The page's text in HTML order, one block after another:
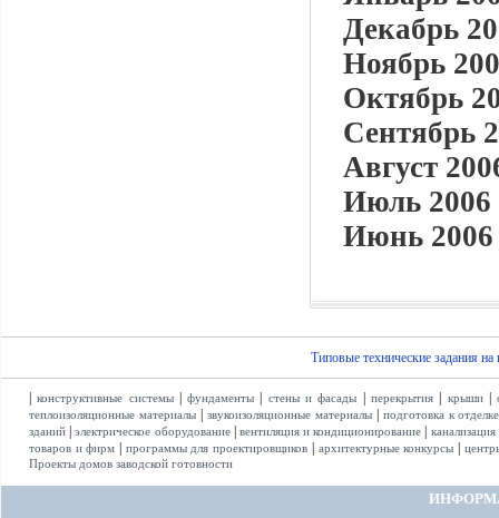
Декабрь
Ноябрь
Октябрь
Сентябрь
Август
Июль 2006
Июнь 2006
Типовые технические задания на
|конструктивные системы|фундаменты стены и фасады перекрытия| крыши|
теплоизоляционные материалы| звукоизоляционные материалы|
подготовка к отделке
зданий |электрическое оборудование| вентиляция и кондиционирование канализация
товаров и фирм программы для проектировщиков архитектурные конкурсы
Проекты домов заводской готовности